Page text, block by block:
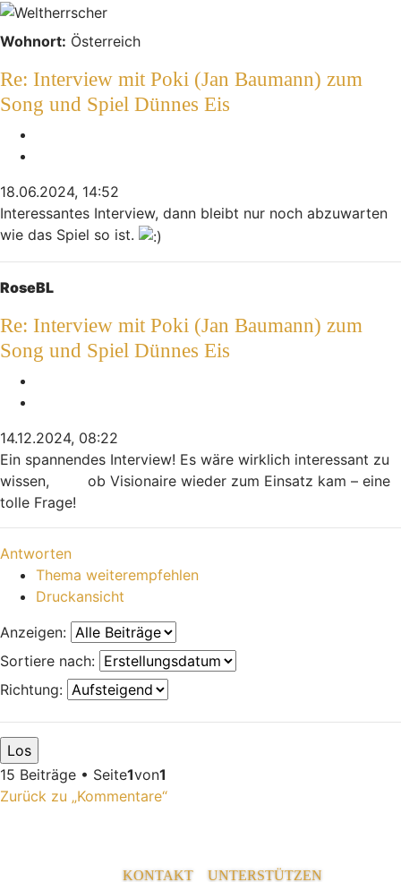
Wohnort: Österreich
Re: Interview mit Poki (Jan Baumann) zum
Song und Spiel Dünnes Eis
18.06.2024, 14:52
Interessantes Interview, dann bleibt nur noch abzuwarten
wie das Spiel so ist.
RoseBL
Re: Interview mit Poki (Jan Baumann) zum
Song und Spiel Dünnes Eis
14.12.2024, 08:22
Ein spannendes Interview! Es wäre wirklich interessant zu
wissen,
ob Visionaire wieder zum Einsatz kam – eine
tolle Frage!
Antworten
Thema weiterempfehlen
Druckansicht
Anzeigen:
Sortiere nach:
Richtung:
15 Beiträge • Seite1von1
Zurück zu „Kommentare“
KONTAKT UNTERSTÜTZEN